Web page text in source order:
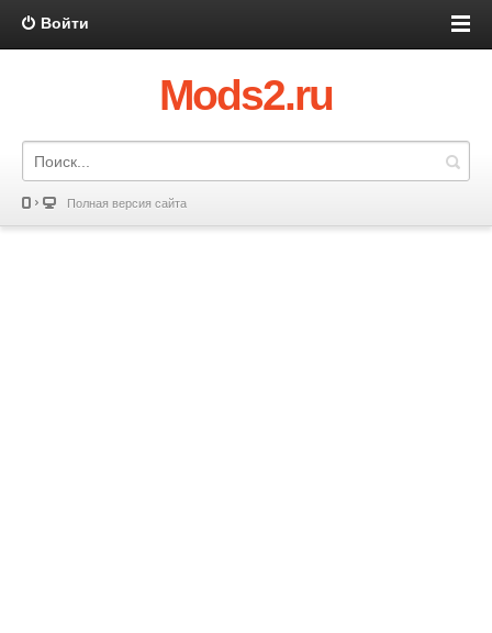
Войти
Mods2.ru
Полная версия сайта